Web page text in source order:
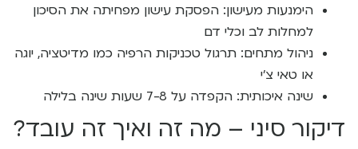
הימנעות מעישון: הפסקת עישון מפחיתה את הסיכון
למחלות לב וכלי דם
ניהול מתחים: תרגול טכניקות הרפיה כמו מדיטציה, יוגה
או טאי צ’י
שינה איכותית: הקפדה על 7-8 שעות שינה בלילה
דיקור סיני – מה זה ואיך זה עובד?